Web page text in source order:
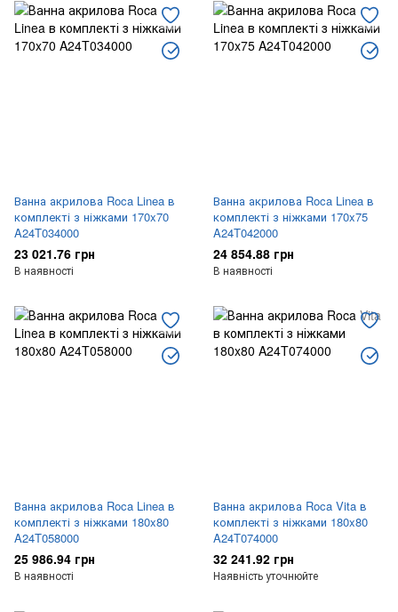
Ванна акрилова Roca Linea в
комплекті з ніжками 170x70
A24T034000
23 021.76 грн
В наявності
Ванна акрилова Roca Linea в
комплекті з ніжками 170x75
A24T042000
24 854.88 грн
В наявності
Ванна акрилова Roca Linea в
комплекті з ніжками 180x80
A24T058000
25 986.94 грн
В наявності
Ванна акрилова Roca Vita в
комплекті з ніжками 180x80
A24T074000
32 241.92 грн
Наявність уточнюйте